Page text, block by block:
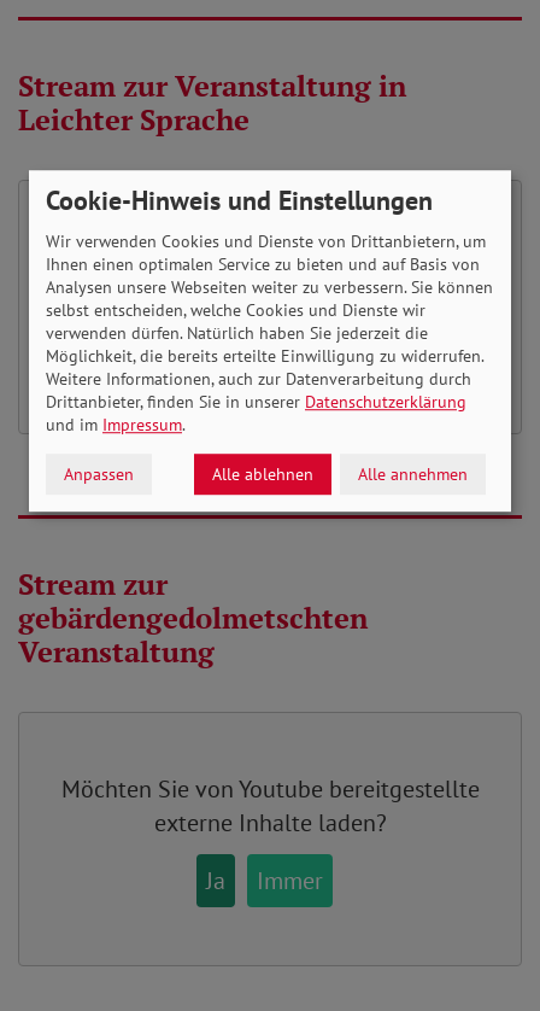
Stream zur Veranstaltung in
Leichter Sprache
Möchten Sie vonYoutubebereitgestellte
externe Inhalte laden?
Ja
Immer
Stream zur
gebärdengedolmetschten
Veranstaltung
Möchten Sie vonYoutube bereitgestellte
externe Inhalte laden?
Ja
Immer
Cookie-Hinweis und Einstellungen
Wir verwenden Cookies und Dienste von Drittanbietern, um
Ihnen einen optimalen Service zu bieten und auf Basis von
Analysen unsere Webseiten weiter zu verbessern. Sie können
selbst entscheiden, welche Cookies und Dienste wir
verwenden dürfen. Natürlich haben Sie jederzeit die
Möglichkeit, die bereits erteilte Einwilligung zu widerrufen.
Weitere Informationen, auch zur Datenverarbeitung durch
Drittanbieter, finden Sie in unserer Datenschutzerklärung
und im Impressum.
Anpassen Alle ablehnen Alle annehmen